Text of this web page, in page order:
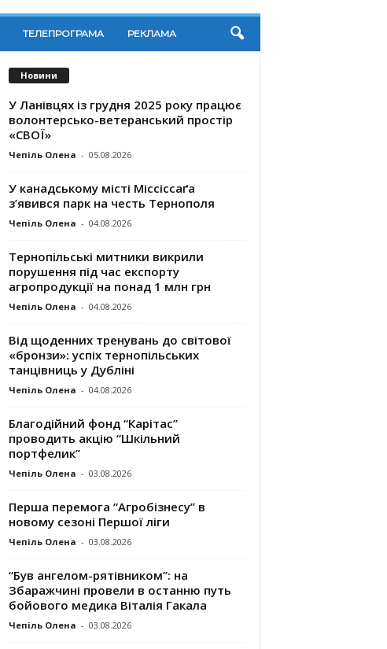
ТЕЛЕПРОГРАМА РЕКЛАМА
Новини
У Ланівцях із грудня 2025 року працює
волонтерсько-ветеранський простір
«СВОЇ»
Чепіль Олена - 05.08.2026
У канадському місті Міссіссаґа
з’явився парк на честь Тернополя
Чепіль Олена - 04.08.2026
Тернопільські митники викрили
порушення під час експорту
агропродукції на понад 1 млн грн
Чепіль Олена - 04.08.2026
Від щоденних тренувань до світової
«бронзи»: успіх тернопільських
танцівниць у Дубліні
Чепіль Олена - 04.08.2026
Благодійний фонд “Карітас”
проводить акцію “Шкільний
портфелик”
Чепіль Олена - 03.08.2026
Перша перемога “Агробізнесу” в
новому сезоні Першої ліги
Чепіль Олена - 03.08.2026
“Був ангелом-рятівником”: на
Збаражчині провели в останню путь
бойового медика Віталія Гакала
Чепіль Олена - 03.08.2026